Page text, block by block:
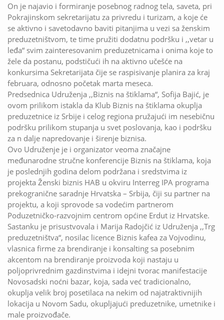
On je najavio i formiranje posebnog radnog tela, saveta, pri
Pokrajinskom sekretarijatu za privredu i turizam, a koje će
se aktivno i savetodavno baviti pitanjima u vezi sa ženskim
preduzetništvom, te time pružiti dodatnu podršku i ,,vetar u
leđa“ svim zainteresovanim preduzetnicama i onima koje to
žele da postanu, podstičući ih na aktivno učešće na
konkursima Sekretarijata čije se raspisivanje planira za kraj
februara, odnosno početak marta meseca.
Predsednica Udruženja ,,Biznis na štiklama“, Sofija Bajić, je
ovom prilikom istakla da Кlub Biznis na štiklama okuplja
preduzetnice iz Srbije i celog regiona pružajući im nesebičnu
podršku prilikom stupanja u svet poslovanja, kao i podršku
za n dalje napredovanje i širenje biznisa.
Ovo Udruženje je i organizator veoma značajne
međunarodne stručne konferencije Biznis na štiklama, koja
je poslednjih godina delom podržana i sredstvima iz
projekta Ženski biznis HAB u okviru Interreg IPA programa
prekogranične saradnje Hrvatska – Srbija, čiji su partner na
projektu, a koji sprovode sa vodećim partnerom
Poduzetničko-razvojnim centrom općine Erdut iz Hrvatske.
Sastanku je prisustvovala i Marija Radojčić iz Udruženja ,,Trg
preduzetništva“, nosilac licence Biznis kafea za Vojvodinu,
vlasnica firme za brendiranje i konsalting sa posebnim
akcentom na brendiranje proizvoda koji nastaju u
poljoprivrednim gazdinstvima i idejni tvorac manifestacije
Novosadski noćni bazar, koja, sada već tradicionalno,
okuplja velik broj posetilaca na nekim od najatraktivnijih
lokacija u Novom Sadu, okupljajući preduzetnike, umetnike i
male proizvođače.